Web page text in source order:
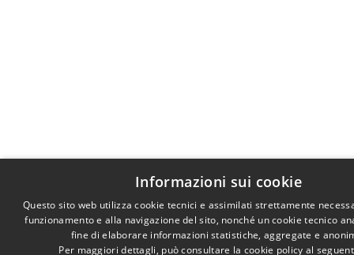
Informazioni sui cookie
Questo sito web utilizza cookie tecnici e assimilati strettamente
funzionamento e alla navigazione del sito, nonché un cookie tecnico
fine di elaborare informazioni statistiche, aggregate e
Per maggiori dettagli, può consultare la cookie policy al